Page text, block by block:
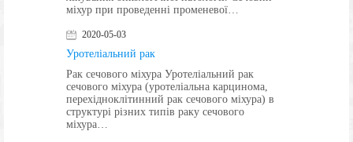
міхур при проведенні променевої…
2020-05-03
Уротеліальний рак
Рак сечового міхура Уротеліальний рак
сечового міхура (уротеліальна карцинома,
перехідноклітинний рак сечового міхура) в
структурі різних типів раку сечового
міхура…